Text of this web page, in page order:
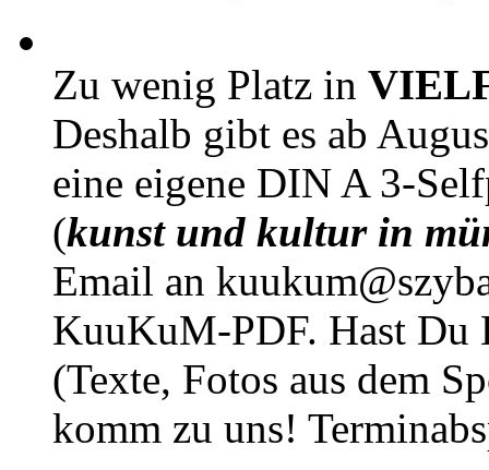
Zu wenig Platz in
Deshalb gibt es ab
eine eigene DIN A 3-
(kunst und kultur in
Email an
KuuKuM-PDF. Hast Du
(Texte, Fotos aus dem
komm zu uns!